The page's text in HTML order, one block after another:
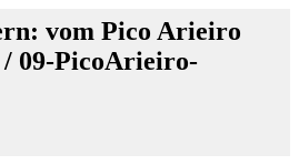
vom Pico Arieiro
09-PicoArieiro-